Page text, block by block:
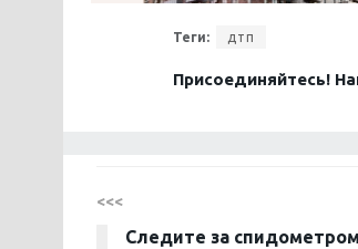
Теги: дтп
Присоединяйтесь!
<<<
Следите за